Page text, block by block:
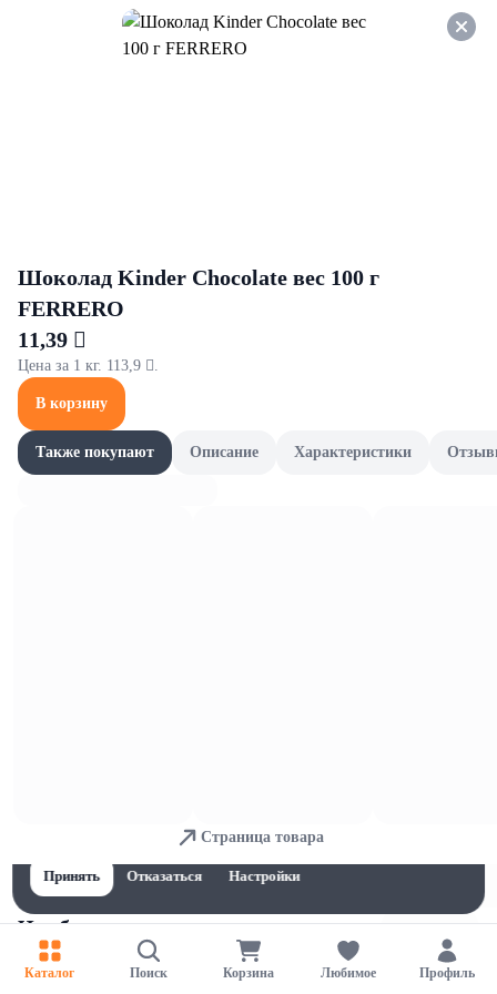
Оформляйте заказ НА
САМОВЫВОЗ и получайте
Чиабатта
Каталог Поиск Корзина Любимое Профиль
Принять
Отказаться Настройки
Шоколад Kinder Chocolate вес 100 г
FERRERO
11,39 
Цена за 1 кг. 113,9 .
В корзину
Также покупают Описание Характеристики
Страница товара